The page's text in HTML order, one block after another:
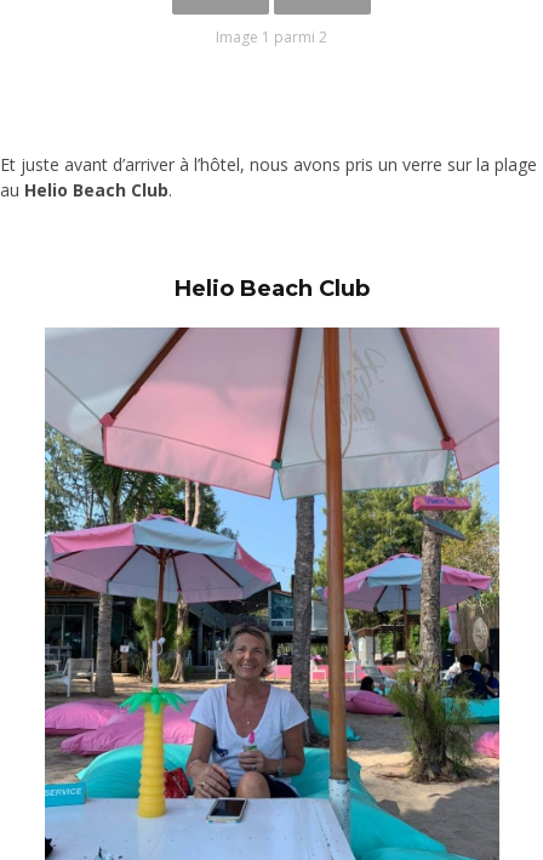
Image 1 parmi 2
Et juste avant d’arriver à l’hôtel, nous avons pris un verre sur la plage
au Helio Beach Club.
Helio Beach Club